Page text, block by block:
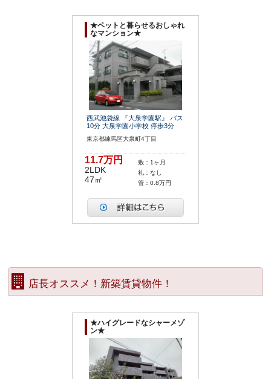
★ペットと暮らせるおしゃれ
なマンション★
西武池袋線 『大泉学園駅』 バス
10分 大泉学園小学校 停歩3分
東京都練馬区大泉町4丁目
11.7万円
2LDK
47㎡
敷：1ヶ月
礼：なし
管：0.8万円
店長オススメ！新築賃貸物件！
★ハイグレードなシャーメゾ
ン★